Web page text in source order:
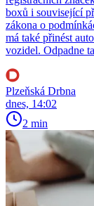
boxů i související
zákona o
má také přinést
vozidel. Odpadne
Plzeňská Drbna
dnes, 14:02
2 min